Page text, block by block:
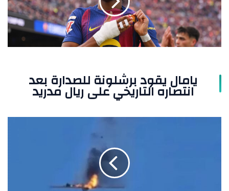
بعد
انتصاره
التاريخي
على
ريال
يامال يقود برشلونة للصدارة بعد
انتصاره التاريخي على ريال مدريد